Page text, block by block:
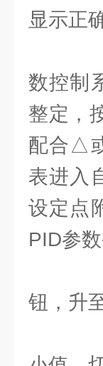
显示正
4
数控制
整定，
配合△
表进入
设定点
PID参
5
钮，升
6